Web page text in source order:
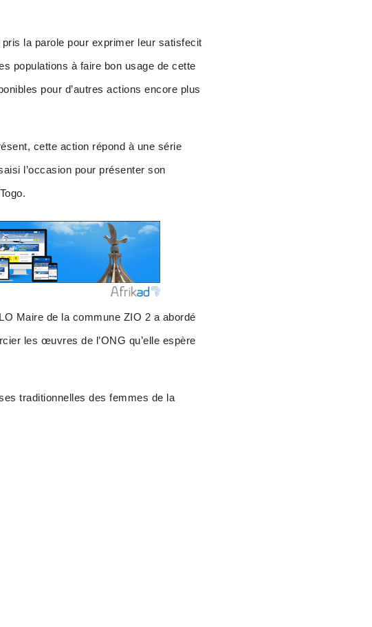
la parole pour exprimer leur satisfecit
populations à faire bon usage de cette
pour d’autres actions encore plus
cette action répond à une série
l’occasion pour présenter son
Maire de la commune ZIO 2 a abordé
les œuvres de l’ONG qu’elle espère
traditionnelles des femmes de la